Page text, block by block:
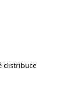
distribuce